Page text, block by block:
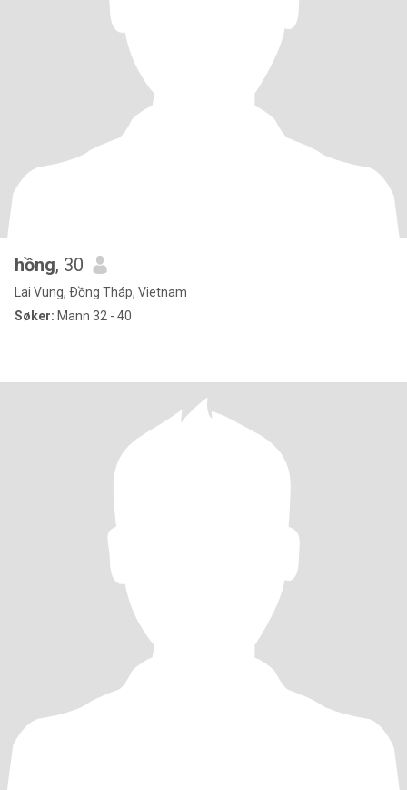
hồng, 30
Lai Vung, Ðồng Tháp, Vietnam
Søker: Mann 32 - 40